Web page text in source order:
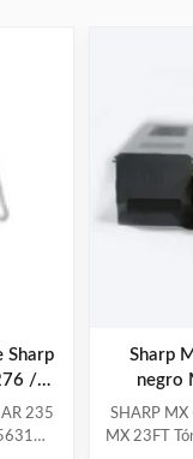
Sharp
/
235
Sharp
negro
SHARP
MX 23FT